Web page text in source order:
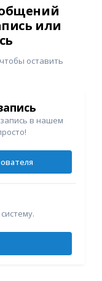
или
оставить
в нашем